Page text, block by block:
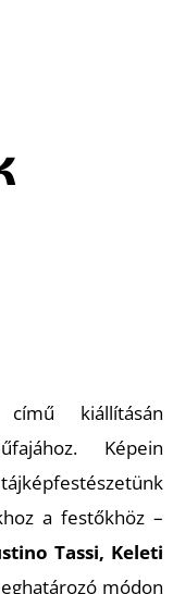
című kiállításán
Képein
a festőkhöz –
Tassi, Keleti
módon